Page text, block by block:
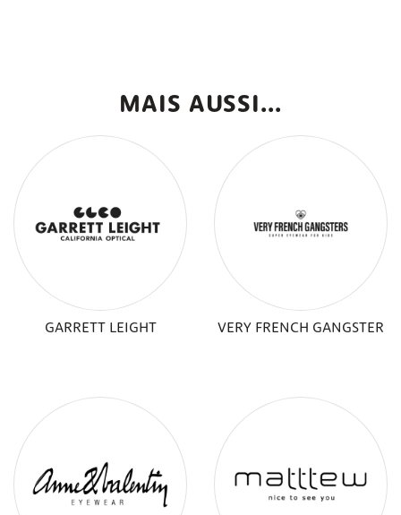
MAIS AUSSI...
GARRETT LEIGHT VERY FRENCH GANGSTER